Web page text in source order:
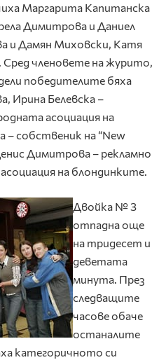
Маргарита Капитанска
Димитрова и Даниел
и Дамян Миховски, Катя
Сред членовете на журито,
победителите бяха
Ирина Белевска –
асоциация на
– собственик на “New
Димитрова – рекламно
на блондинките.
Двойка № 3
отпадна още
на тридесет и
деветата
минута. През
следващите
часове обаче
останалите
категоричното си